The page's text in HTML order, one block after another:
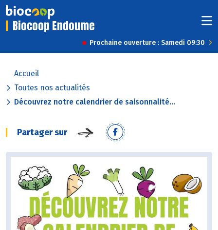
Biocoop Endoume
Prochaine ouverture : Samedi 09:30
Accueil
Toutes nos actualités
Découvrez notre calendrier de saisonnalité...
Partager sur